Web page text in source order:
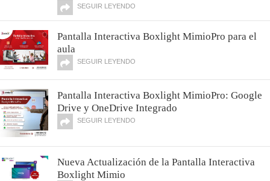
SEGUIR LEYENDO
Pantalla Interactiva Boxlight MimioPro para el
aula
SEGUIR LEYENDO
Pantalla Interactiva Boxlight MimioPro: Google
Drive y OneDrive Integrado
SEGUIR LEYENDO
Nueva Actualización de la Pantalla Interactiva
Boxlight Mimio